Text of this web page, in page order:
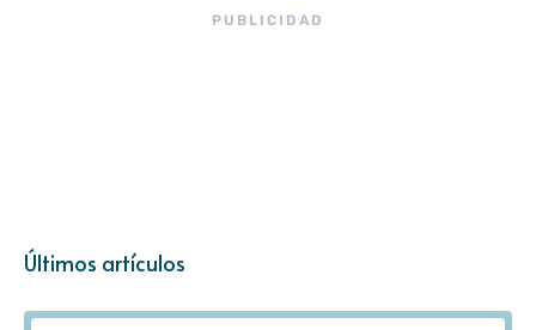
PUBLICIDAD
Últimos artículos